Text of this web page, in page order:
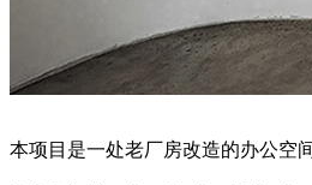
本项目是一处老厂房改造的办公空